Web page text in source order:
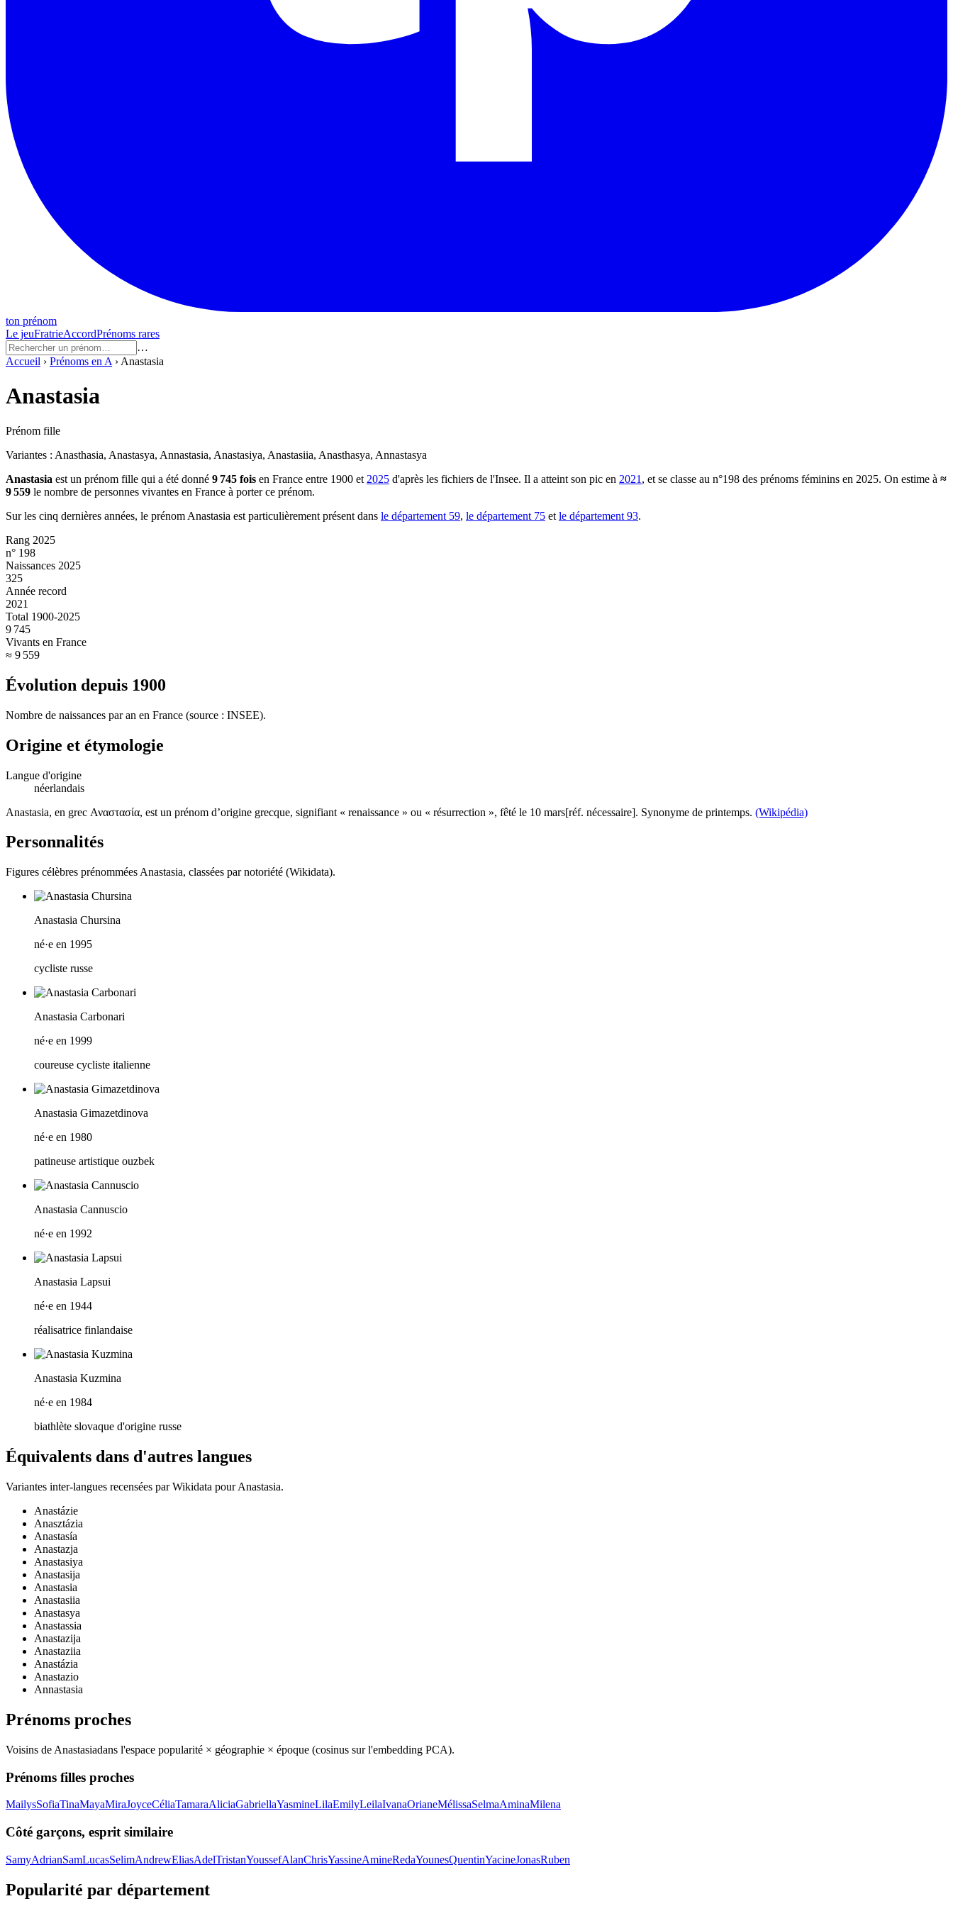
ton prénom
Le jeuFratrieAccordPrénoms rares
…
Accueil › Prénoms en A › Anastasia
Anastasia
Prénom fille
Variantes : Anasthasia, Anastasya, Annastasia, Anastasiya, Anastasiia, Anasthasya, Annastasya
Anastasia est un prénom fille qui a été donné 9 745 fois en France entre 1900 et 2025 d'après les fichiers de l'Insee. Il a atteint son pic en 2021 , et se classe au n°198 des prénoms féminins en 2025. On estime à ≈
9 559 le nombre de personnes vivantes en France à porter ce prénom.
Sur les cinq dernières années, le prénom Anastasia est particulièrement présent dans le département 59, le département 75 et le département 93.
Rang 2025
n° 198
Naissances 2025
325
Année record
2021
Total 1900-2025
9 745
Vivants en France
≈ 9 559
Évolution depuis 1900
Nombre de naissances par an en France (source : INSEE).
Origine et étymologie
Langue d'origine
néerlandais
Anastasia, en grec Αναστασία, est un prénom d’origine grecque, signifiant « renaissance » ou « résurrection », fêté le 10 mars[réf. nécessaire]. Synonyme de printemps. (Wikipédia)
Personnalités
Figures célèbres prénommées Anastasia, classées par notoriété (Wikidata).
Anastasia Chursina
né·e en 1995
cycliste russe
Anastasia Carbonari
né·e en 1999
coureuse cycliste italienne
Anastasia Gimazetdinova
né·e en 1980
patineuse artistique ouzbek
Anastasia Cannuscio
né·e en 1992
Anastasia Lapsui
né·e en 1944
réalisatrice finlandaise
Anastasia Kuzmina
né·e en 1984
biathlète slovaque d'origine russe
Équivalents dans d'autres langues
Variantes inter-langues recensées par Wikidata pourAnastasia.
Anastázie
Anasztázia
Anastasía
Anastazja
Anastasiya
Anastasija
Anastasia
Anastasiia
Anastasya
Anastassia
Anastazija
Anastaziia
Anastázia
Anastazio
Annastasia
Prénoms proches
Voisins de Anastasiadans l'espace popularité × géographie × époque (cosinus sur l'embedding PCA).
Prénoms filles proches
MailysSofiaTinaMayaMiraJoyceCéliaTamaraAliciaGabriellaYasmineLilaEmilyLeilaIvanaOrianeMélissaSelmaAminaMilena
Côté garçons, esprit similaire
SamyAdrianSamLucasSelimAndrewEliasAdelTristanYoussefAlanChrisYassineAmineRedaYounesQuentinYacineJonasRuben
Popularité par département